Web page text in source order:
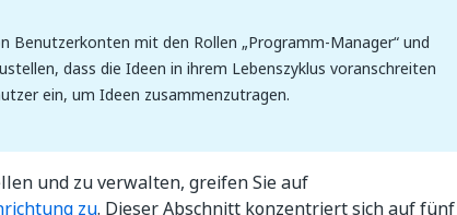
Benutzerkonten mit den Rollen „Programm-Manager“ und
dass die Ideen in ihrem Lebenszyklus voranschreiten
ein, um Ideen zusammenzutragen.
und zu verwalten, greifen Sie auf
zu. Dieser Abschnitt konzentriert sich auf fünf